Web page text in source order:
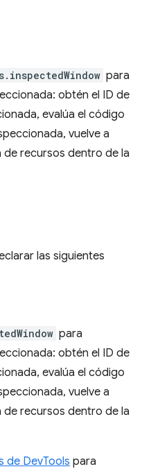
para
obtén el ID de
evalúa el código
vuelve a
de recursos dentro de la
las siguientes
para
obtén el ID de
evalúa el código
vuelve a
de recursos dentro de la
de DevTools para